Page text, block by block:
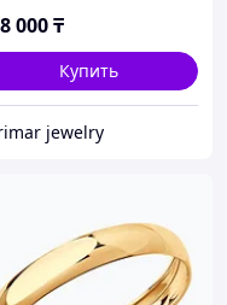
000₸
Купить
jewelry